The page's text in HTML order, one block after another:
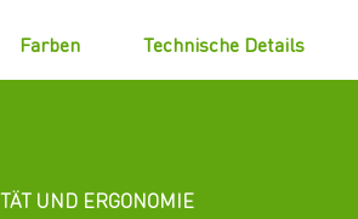
Farben Technische Details
UND ERGONOMIE